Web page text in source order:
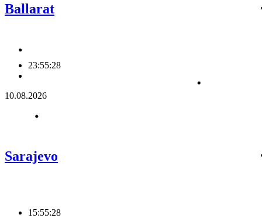
Ballarat
23:55:28
10.08.2026
Sarajevo
15:55:28